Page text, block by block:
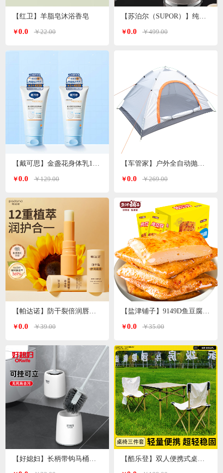
【红卫】羊脂皂沐浴香皂
￥0.0 ￥22.00
【戴可思】金盏花身体乳150ml*2支
￥0.0 ￥129.00
【帕达诺】防干裂倍润唇膏3g/支*2支
￥0.0 ￥39.00
￥0.0 ￥499.00
【车管家】户外全自动抛帐帐篷GJ-2203
￥0.0 ￥269.00
【盐津铺子】9149D鱼豆腐原味360g
￥0.0 ￥35.00